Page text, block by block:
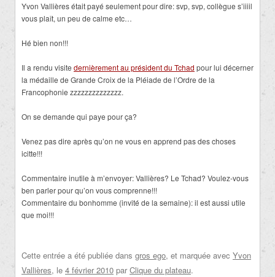
Yvon Vallières était payé seulement pour dire: svp, svp, collègue s’iiiil
vous plaît, un peu de calme etc…
Hé bien non!!!
Il a rendu visite dernièrement au président du Tchad pour lui décerner
la médaille de Grande Croix de la Pléiade de l’Ordre de la
Francophonie zzzzzzzzzzzzzz.
On se demande qui paye pour ça?
Venez pas dire après qu’on ne vous en apprend pas des choses
icitte!!!
Commentaire inutile à m’envoyer: Vallières? Le Tchad? Voulez-vous
ben parler pour qu’on vous comprenne!!!
Commentaire du bonhomme (invité de la semaine): il est aussi utile
que moi!!!
Cette entrée a été publiée dans gros ego, et marquée avec Yvon
Vallières, le 4 février 2010 par Clique du plateau.